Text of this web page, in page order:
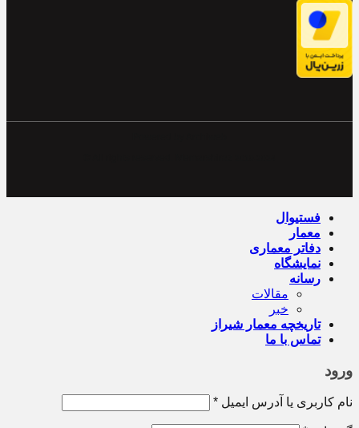
فستیوال
معمار
دفاتر معماری
نمایشگاه
رسانه
مقالات
خبر
تاریخچه معمار‌‌ شیراز
تماس با ما
ورود
نام کاربری یا آدرس ایمیل *